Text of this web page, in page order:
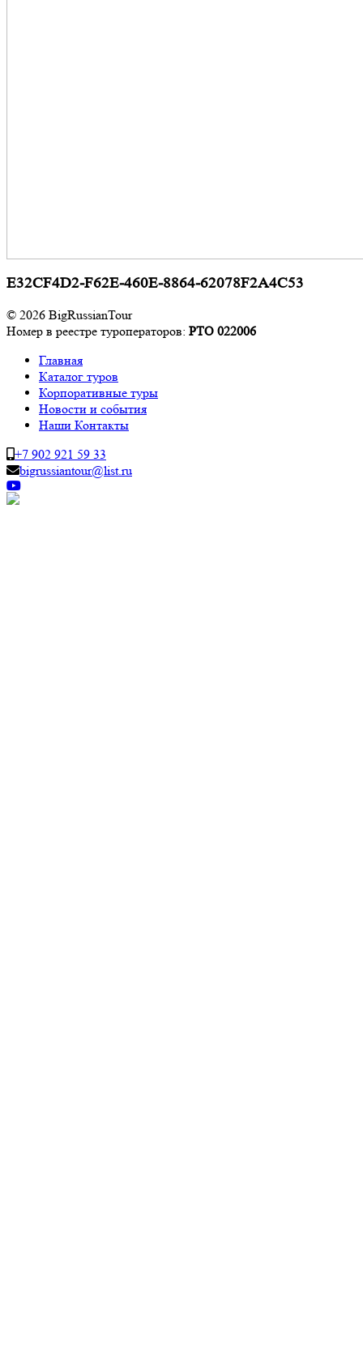
E32CF4D2-F62E-460E-8864-62078F2A4C53
© 2026 BigRussianTour
Номер в реестре туроператоров: РТО 022006
Главная
Каталог туров
Корпоративные туры
Новости и события
Наши Контакты
+7 902 921 59 33
bigrussiantour@list.ru